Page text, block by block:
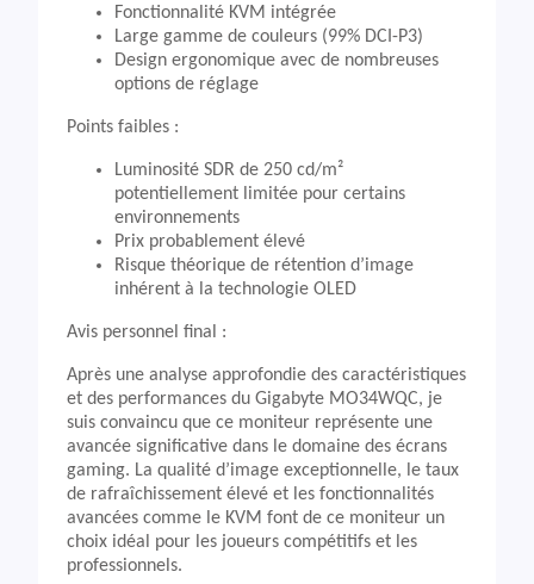
Fonctionnalité KVM intégrée
Large gamme de couleurs (99% DCI-P3)
Design ergonomique avec de nombreuses
options de réglage
Points faibles :
Luminosité SDR de 250 cd/m²
potentiellement limitée pour certains
environnements
Prix probablement élevé
Risque théorique de rétention d’image
inhérent à la technologie OLED
Avis personnel final :
Après une analyse approfondie des caractéristiques
et des performances du Gigabyte MO34WQC, je
suis convaincu que ce moniteur représente une
avancée significative dans le domaine des écrans
gaming. La qualité d’image exceptionnelle, le taux
de rafraîchissement élevé et les fonctionnalités
avancées comme le KVM font de ce moniteur un
choix idéal pour les joueurs compétitifs et les
professionnels.